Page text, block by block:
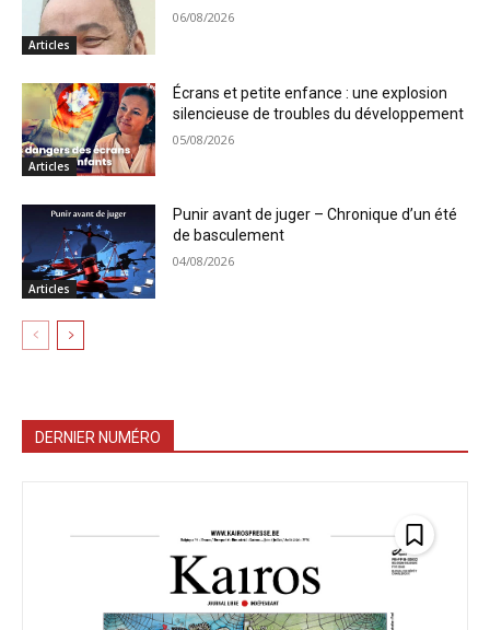
Articles
06/08/2026
Articles
Écrans et petite enfance : une explosion
silencieuse de troubles du développement
05/08/2026
Articles
Punir avant de juger – Chronique d’un été
de basculement
04/08/2026
DERNIER NUMÉRO